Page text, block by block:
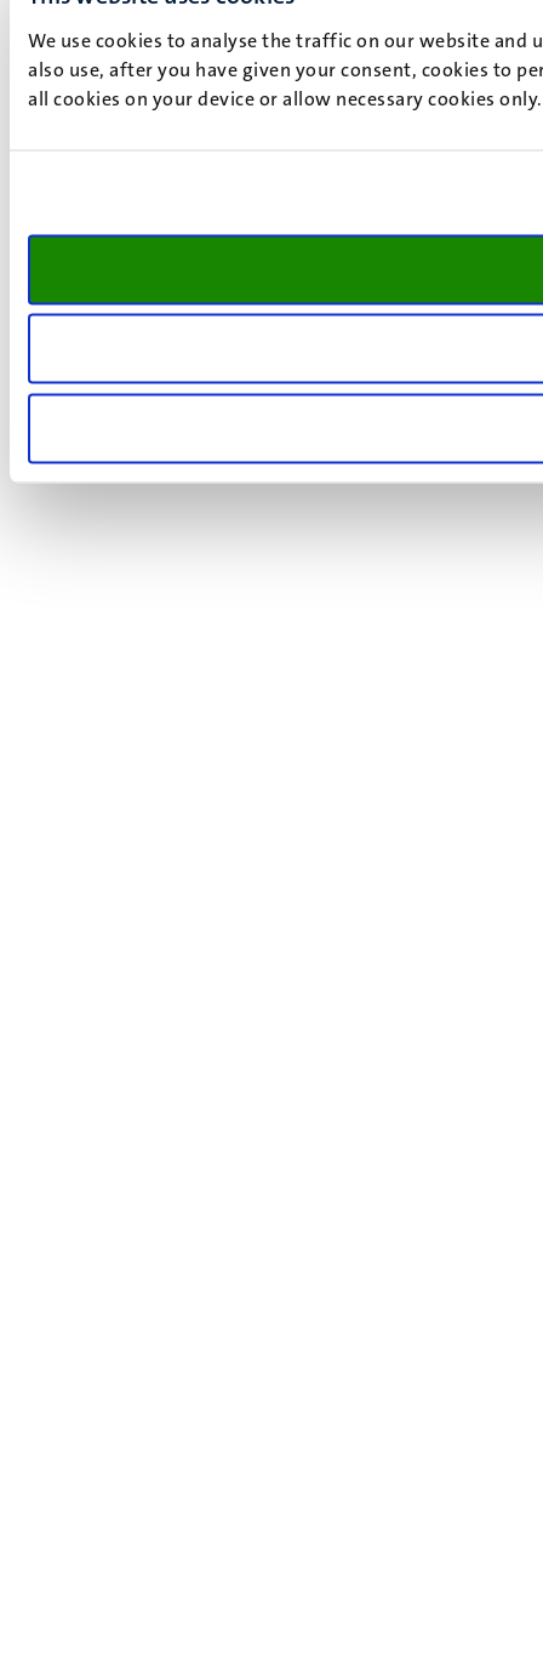
We use cookies to analyse the traffic on our website and
also use, after you have given your consent, cookies to
all cookies on your device or allow necessary cookies